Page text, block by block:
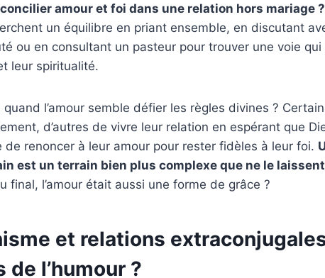
amour et foi dans une relation hors mariage ?
un équilibre en priant ensemble, en discutant
ou en consultant un pasteur pour trouver une voie
leur spiritualité.
l’amour semble défier les règles divines ?
d’autres de vivre leur relation en espérant que
de renoncer à leur amour pour rester fidèles à leur foi.
est un terrain bien plus complexe que ne le
final, l’amour était aussi une forme de grâce ?
et relations
de l’humour ?